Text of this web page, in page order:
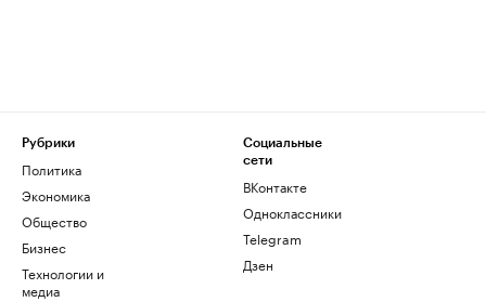
Рубрики
Политика
Экономика
Общество
Бизнес
Технологии и
медиа
Социальные
сети
ВКонтакте
Одноклассники
Telegram
Дзен